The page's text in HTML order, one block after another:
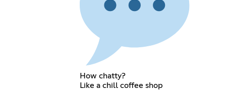
How chatty?
Like a chill coffee shop